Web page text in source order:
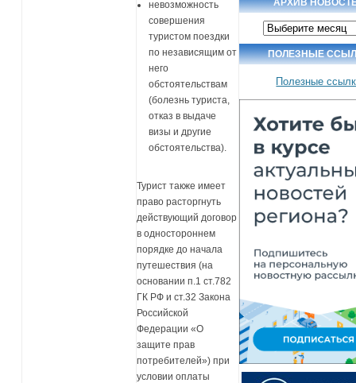
невозможность
совершения
туристом поездки
по независящим от
него
обстоятельствам
(болезнь туриста,
отказ в выдаче
визы и другие
обстоятельства).
Турист также имеет
право расторгнуть
действующий договор
в одностороннем
порядке до начала
путешествия (на
основании п.1 ст.782
ГК РФ и ст.32 Закона
Российской
Федерации «О
защите прав
потребителей») при
условии оплаты
Архив
новостей
ПОЛЕЗНЫЕ
Полезные